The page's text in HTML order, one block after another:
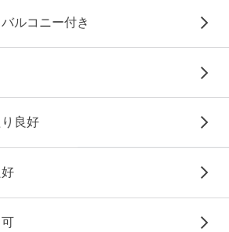
ルコニー付き
良好